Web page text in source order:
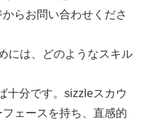
らお問い合わせくださ
には、どのようなスキル
十分です。sizzleスカウ
ェースを持ち、直感的